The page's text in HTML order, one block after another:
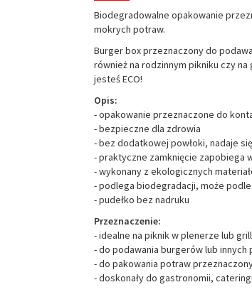
Biodegradowalne opakowanie
mokrych potraw.
Burger box przeznaczony do
również na rodzinnym pikniku czy
jesteś ECO!
Opis:
- opakowanie przeznaczone do
- bezpieczne dla zdrowia
- bez dodatkowej powłoki, nadaje
- praktyczne zamknięcie zapobiega
- wykonany z ekologicznych
- podlega biodegradacji, może
- pudełko bez nadruku
Przeznaczenie:
- idealne na piknik w plenerze lub
- do podawania burgerów lub
- do pakowania potraw
- doskonały do gastronomii,